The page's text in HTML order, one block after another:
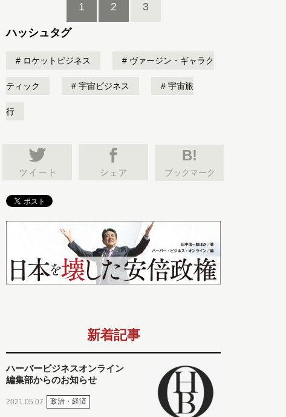
1 2 3
ハッシュタグ
ロケットビジネス ヴァージン・ギャラク
ティック 宇宙ビジネス 宇宙旅
行
B!
ブックマーク
新着記事
ハーバービジネスオンライン
編集部からのお知らせ
2021.05.07 政治・経済